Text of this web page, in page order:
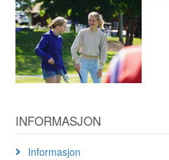
INFORMASJON
Informasjon